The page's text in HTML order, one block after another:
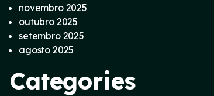
novembro 2025
outubro 2025
setembro 2025
agosto 2025
Categories